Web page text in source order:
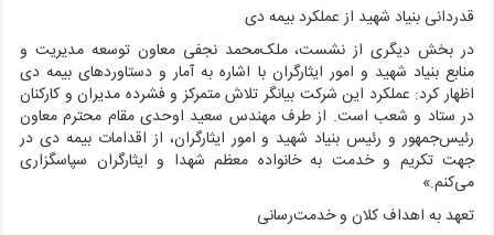
قدردانی بنیاد شهید از عملکرد بیمه دی
در بخش دیگری از نشست، ملک‌محمد نجفی معاون توسعه مدیریت و
منابع بنیاد شهید و امور ایثارگران با اشاره به آمار و دستاوردهای بیمه دی
اظهار کرد: عملکرد این شرکت بیانگر تلاش متمرکز و فشرده مدیران و کارکنان
در ستاد و شعب است. از طرف مهندس سعید اوحدی مقام محترم معاون
رئیس‌جمهور و رئیس بنیاد شهید و امور ایثارگران، از اقدامات بیمه دی در
جهت تکریم و خدمت به خانواده معظم شهدا و ایثارگران سپاسگزاری
می‌کنم.»
تعهد به اهداف کلان و خدمت‌رسانی